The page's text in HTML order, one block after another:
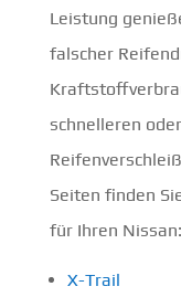
Leistung
falscher
schnelleren
Seiten finden
für Ihren Nissan:
X-Trail